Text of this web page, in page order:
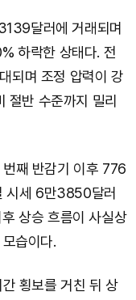
달러에 거래되며
하락한 상태다. 전
되며 조정 압력이 강
절반 수준까지 밀리
째 반감기 이후 776
시세 6만3850달러
상승 흐름이 사실상
습이다.
횡보를 거친 뒤 상